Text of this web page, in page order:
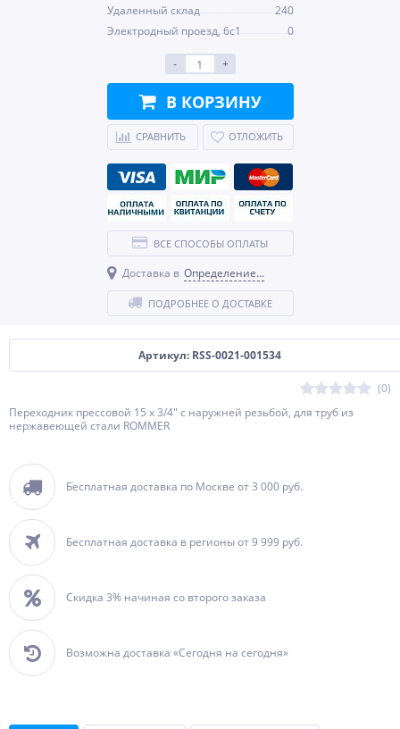
Артикул: RSS-0021-001534
(0)
Переходник прессовой 15 x 3/4" с наружней резьбой, для труб из
нержавеющей стали ROMMER
Бесплатная доставка по Москве от 3 000 руб.
Бесплатная доставка в регионы от 9 999 руб.
Скидка 3% начиная со второго заказа
Возможна доставка «Сегодня на сегодня»
Удаленный склад
240
Электродный проезд, 6с1
0
- +
В КОРЗИНУ
СРАВНИТЬ ОТЛОЖИТЬ
ВСЕ СПОСОБЫ ОПЛАТЫ
Доставка в Определение...
ПОДРОБНЕЕ О ДОСТАВКЕ